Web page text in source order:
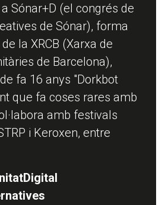
Sónar+D (el congrés de
de Sónar), forma
la XRCB (Xarxa de
de Barcelona),
fa 16 anys "Dorkbot
que fa coses rares amb
amb festivals
i Keroxen, entre